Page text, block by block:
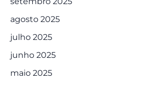
agosto 2025
julho 2025
junho 2025
maio 2025